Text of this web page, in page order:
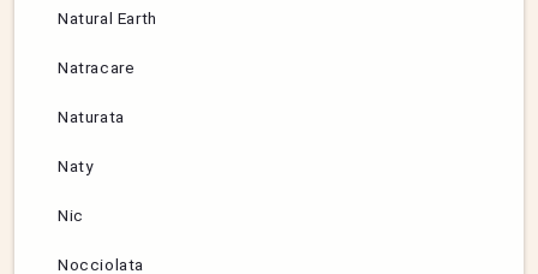
Natural Earth
Natracare
Naturata
Naty
Nic
Nocciolata